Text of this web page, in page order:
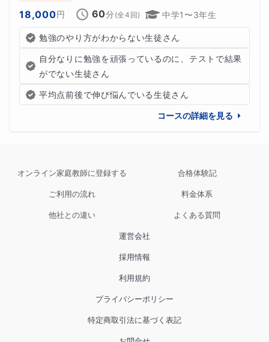
18,000円 60分 (全4 回) 中学1〜3年生
勉強のやり方がわからない生徒さん
自分なりに勉強を頑張っているのに、テストで結果
がでない生徒さん
平均点前後で伸び悩んでいる生徒さん
コースの詳細を見る
オンライン家庭教師に登録する 合格体験記
ご利用の流れ 料金体系
他社との違い よくある質問
運営会社
採用情報
利用規約
プライバシーポリシー
特定商取引法に基づく表記